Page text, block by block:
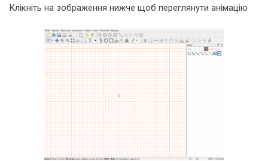
Клікніть на зображення нижче щоб переглянути анімацію